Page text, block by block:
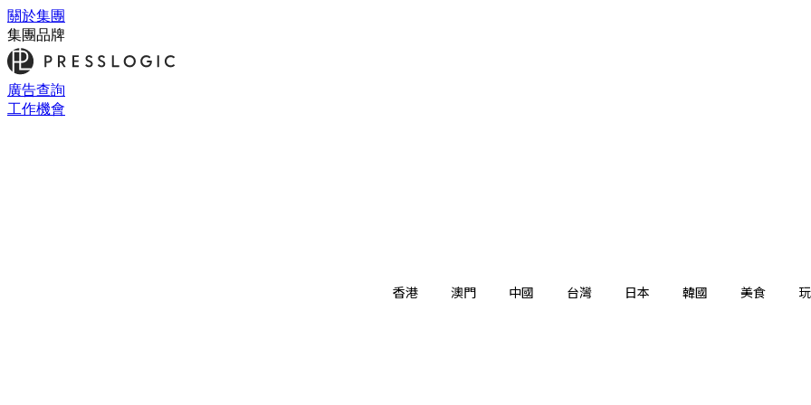
關於集團
集團品牌
廣告查詢
工作機會
香港 澳門 中國 台灣 日本 韓國 美食